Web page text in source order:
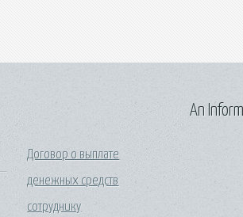
Договор о выплате
денежных средств
сотруднику
An